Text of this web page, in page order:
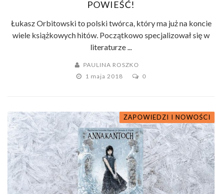
POWIEŚĆ!
Łukasz Orbitowski to polski twórca, który ma już na koncie
wiele książkowych hitów. Początkowo specjalizował się w
literaturze ...
PAULINA ROSZKO
1 maja 2018
0
ZAPOWIEDZI I NOWOŚCI